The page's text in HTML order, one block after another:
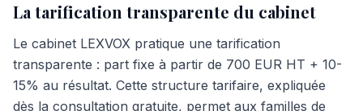
La tarification transparente du cabinet
Le cabinet LEXVOX pratique une tarification
transparente : part fixe à partir de 700 EUR HT + 10-
15% au résultat. Cette structure tarifaire, expliquée
dès la consultation gratuite, permet aux familles de